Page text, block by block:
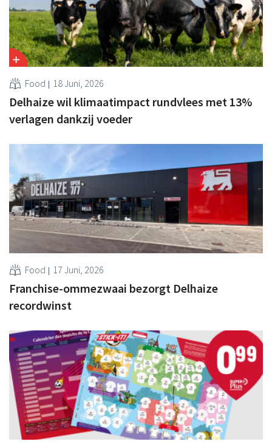
Food 18 Juni, 2026
Delhaize wil klimaatimpact rundvlees met 13%
verlagen dankzij voeder
Food 17 Juni, 2026
Franchise-ommezwaai bezorgt Delhaize
recordwinst